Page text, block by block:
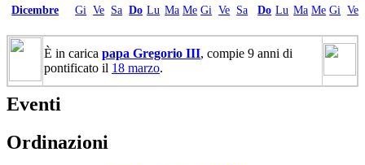
Dicembre
Gi Ve Sa Do Lu Ma Me Gi Ve Sa Do Lu Ma Me Gi Ve
È in carica papa Gregorio III, compie 9 anni di
pontificato il 18 marzo.
Eventi
Ordinazioni